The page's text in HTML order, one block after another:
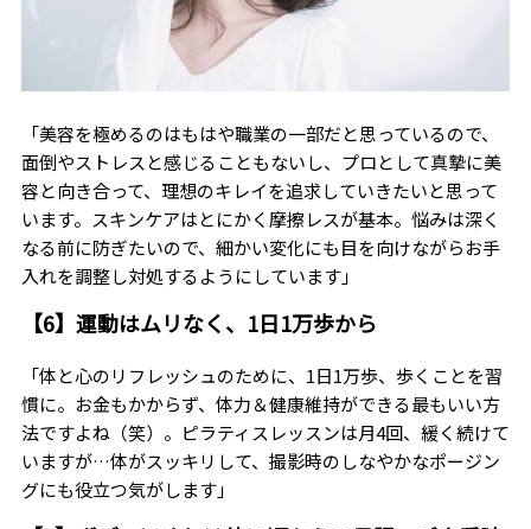
「美容を極めるのはもはや職業の一部だと思っているので、
面倒やストレスと感じることもないし、プロとして真摯に美
容と向き合って、理想のキレイを追求していきたいと思って
います。スキンケアはとにかく摩擦レスが基本。悩みは深く
なる前に防ぎたいので、細かい変化にも目を向けながらお手
入れを調整し対処するようにしています」
【6】運動はムリなく、1日1万歩から
「体と心のリフレッシュのために、1日1万歩、歩くことを習
慣に。お金もかからず、体力＆健康維持ができる最もいい方
法ですよね（笑）。ピラティスレッスンは月4回、緩く続けて
いますが…体がスッキリして、撮影時のしなやかなポージン
グにも役立つ気がします」